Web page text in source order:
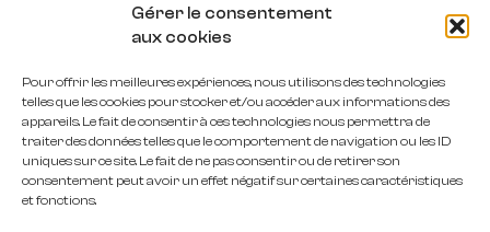
Gérer le consentement
aux cookies
Pour offrir les meilleures expériences, nous utilisons des technologies
telles que les cookies pour stocker et/ou accéder aux informations des
appareils. Le fait de consentir à ces technologies nous permettra de
traiter des données telles que le comportement de navigation ou les ID
uniques sur ce site. Le fait de ne pas consentir ou de retirer son
consentement peut avoir un effet négatif sur certaines caractéristiques
et fonctions.
NOS CAFÉS
NOS SERVICES PROFESSIONNELS
QUI SOMMES NOUS ?
NOUS CONTACTER Instagram
04 76 75 75 24